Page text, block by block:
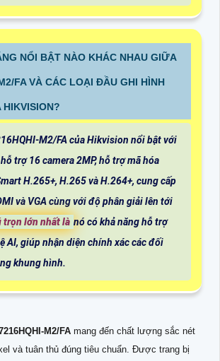
NỔI BẬT NÀO KHÁC NHAU GIỮA
FA VÀ CÁC LOẠI ĐẦU GHI HÌNH
HIKVISION?
M2/FA của Hikvision nổi bật với
trợ 16 camera 2MP, hỗ trợ mã hóa
H.265+, H.265 và H.264+, cung cấp
và VGA cùng với độ phân giải lên tới
trọn lớn nhất là nó có khả năng hỗ trợ
AI, giúp nhận diện chính xác các đối
khung hình.
M2/FA mang đến chất lượng sắc nét
và tuân thủ đúng tiêu chuẩn. Được trang bị